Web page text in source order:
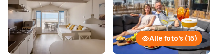
Alle foto's (15)